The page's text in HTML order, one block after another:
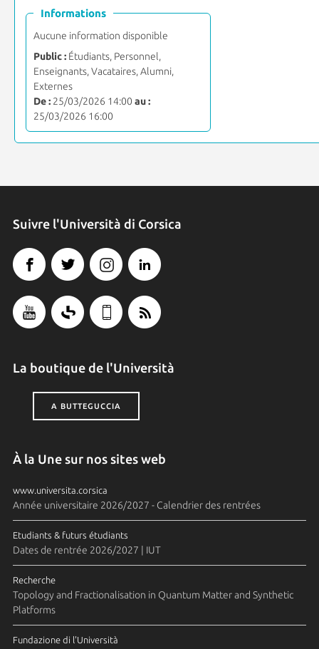
Informations
Aucune information disponible
Public :Étudiants, Personnel,
Enseignants, Vacataires, Alumni,
Externes
De :25/03/2026 14:00 au :
25/03/2026 16:00
Suivre l'Università di Corsica
La boutique de l'Università
A BUTTEGUCCIA
À la Une sur nos sites web
www.universita.corsica
Année universitaire 2026/2027 - Calendrier des rentrées
Etudiants & futurs étudiants
Dates de rentrée 2026/2027 | IUT
Recherche
Topology and Fractionalisation in Quantum Matter and Synthetic
Platforms
Fundazione di l'Università